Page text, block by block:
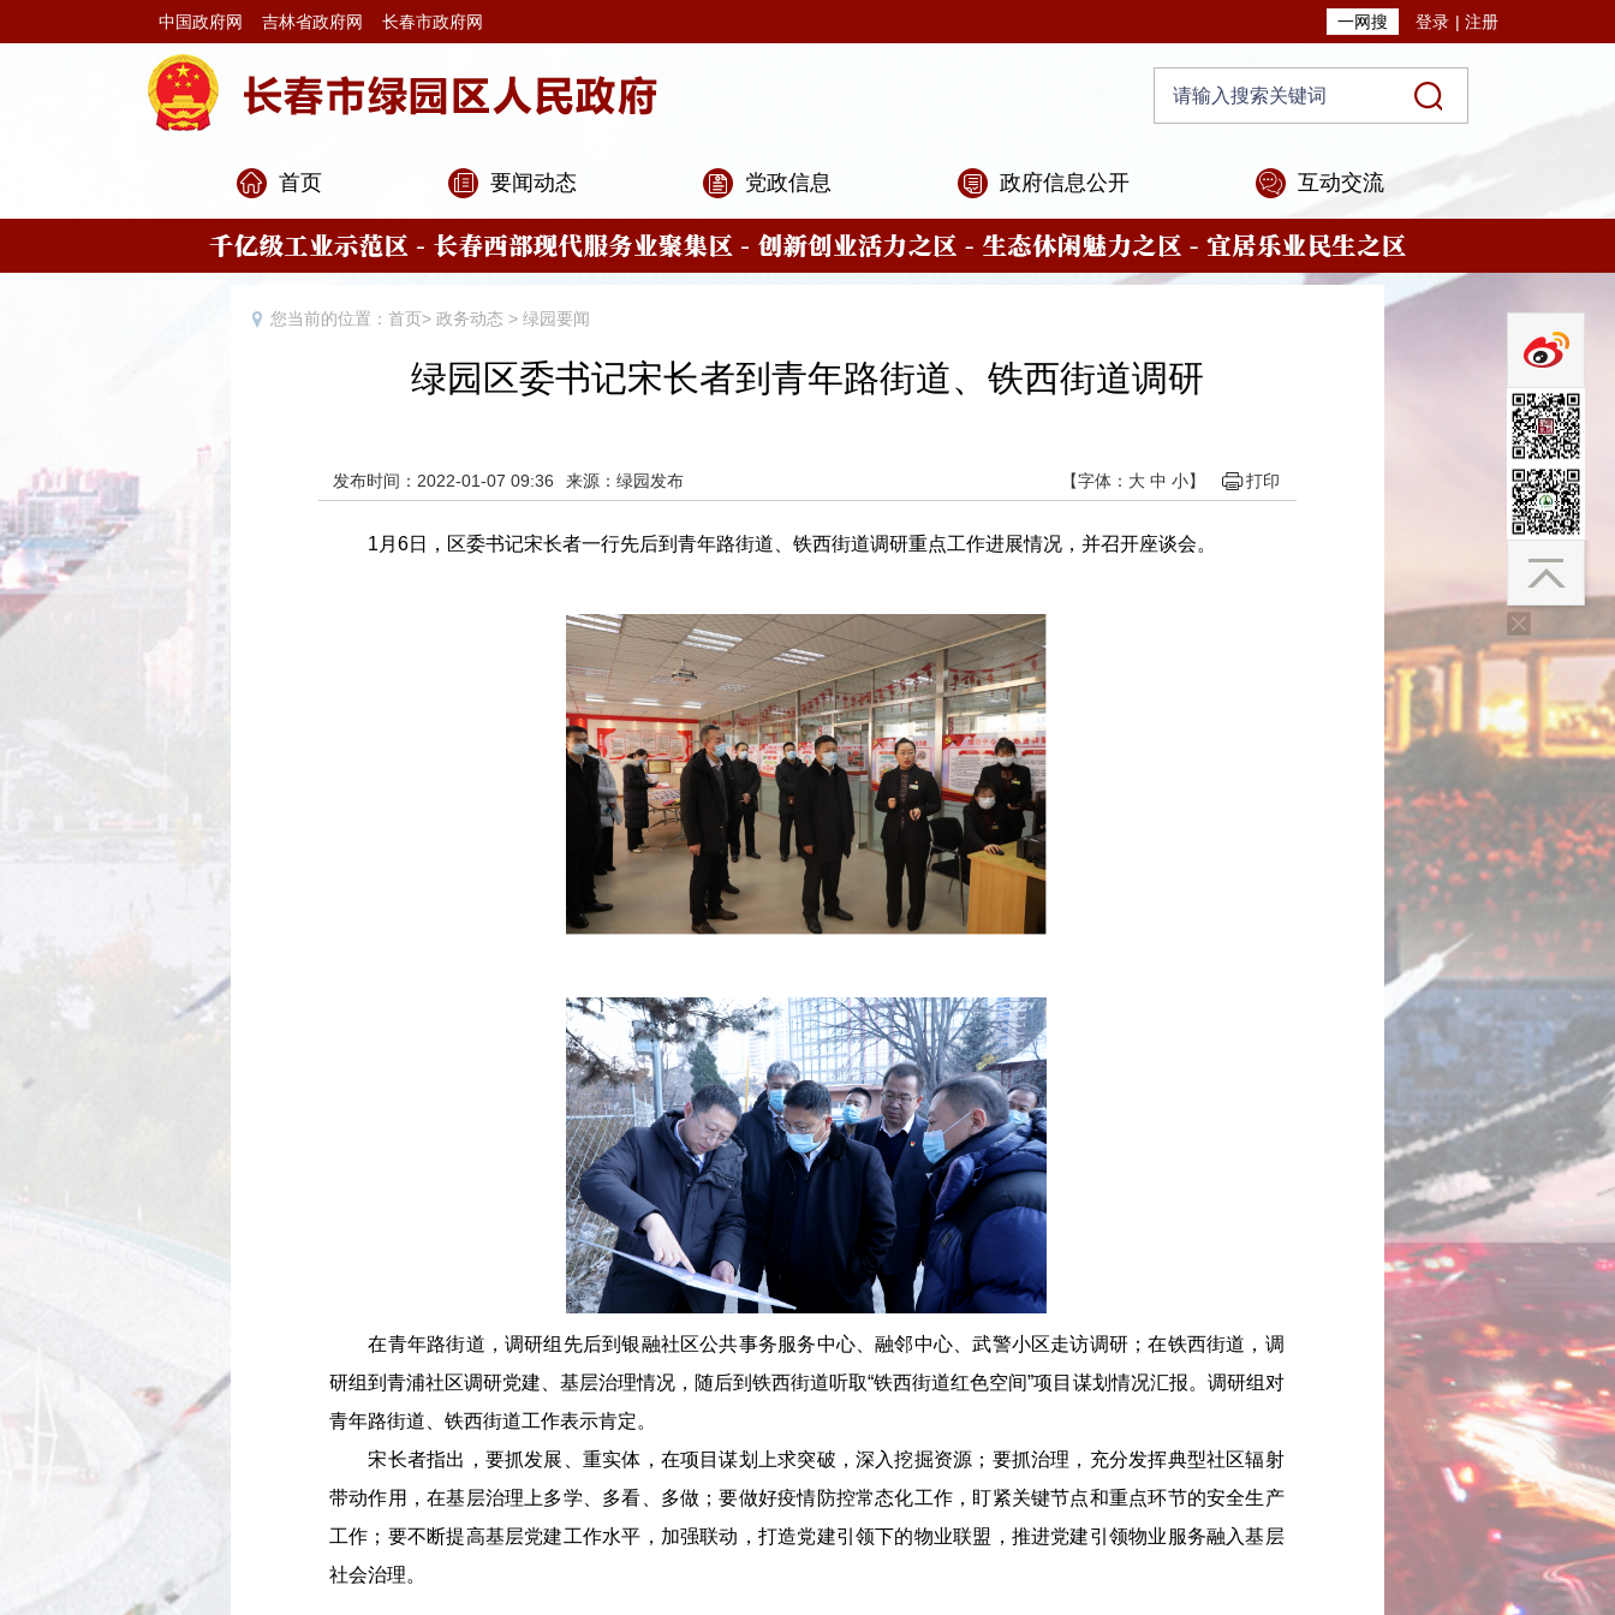
中国政府网 吉林省政府网 长春市政府网 一网搜 登录 | 注册
首页 要闻动态 党政信息 政府信息公开 互动交流
您当前的位置： 首页> 政务动态 > 绿园要闻
绿园区委书记宋长者到青年路街道、铁西街道调研
发布时间：2022-01-07 09:36 来源：绿园发布 【字体： 大 中 小】 打印
1月6日，区委书记宋长者一行先后到青年路街道、铁西街道调研重点工作进展情况，并召开座谈会。
在青年路街道，调研组先后到银融社区公共事务服务中心、融邻中心、武警小区走访调研；在铁西街道，调
研组到青浦社区调研党建、基层治理情况，随后到铁西街道听取“铁西街道红色空间”项目谋划情况汇报。调研组对
青年路街道、铁西街道工作表示肯定。
宋长者指出，要抓发展、重实体，在项目谋划上求突破，深入挖掘资源；要抓治理，充分发挥典型社区辐射
带动作用，在基层治理上多学、多看、多做；要做好疫情防控常态化工作，盯紧关键节点和重点环节的安全生产
工作；要不断提高基层党建工作水平，加强联动，打造党建引领下的物业联盟，推进党建引领物业服务融入基层
社会治理。